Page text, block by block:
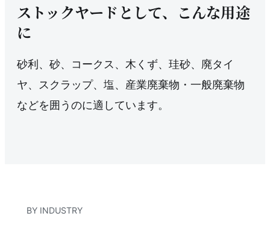
ストックヤードとして、こんな用途
に
砂利、砂、コークス、木くず、珪砂、廃タイ
ヤ、スクラップ、塩、産業廃棄物・一般廃棄物
などを囲うのに適しています。
BY INDUSTRY